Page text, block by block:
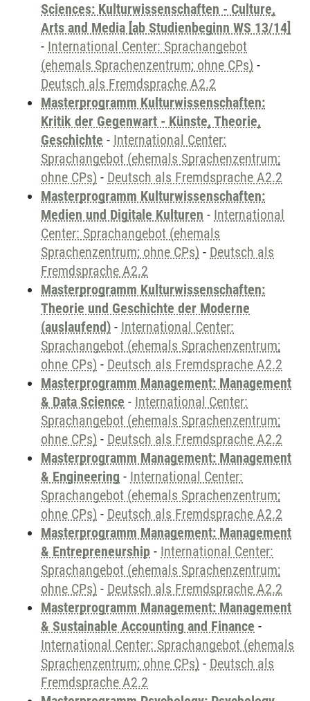
Sciences: Kulturwissenschaften - Culture,
Arts and Media [ab Studienbeginn WS 13/14]
- International Center: Sprachangebot
(ehemals Sprachenzentrum; ohne CPs) -
Deutsch als Fremdsprache A2.2
Masterprogramm Kulturwissenschaften:
Kritik der Gegenwart - Künste, Theorie,
Geschichte - International Center:
Sprachangebot (ehemals Sprachenzentrum;
ohne CPs) - Deutsch als Fremdsprache A2.2
Masterprogramm Kulturwissenschaften:
Medien und Digitale Kulturen - International
Center: Sprachangebot (ehemals
Sprachenzentrum; ohne CPs) - Deutsch als
Fremdsprache A2.2
Masterprogramm Kulturwissenschaften:
Theorie und Geschichte der Moderne
(auslaufend) - International Center:
Sprachangebot (ehemals Sprachenzentrum;
ohne CPs) - Deutsch als Fremdsprache A2.2
Masterprogramm Management: Management
& Data Science - International Center:
Sprachangebot (ehemals Sprachenzentrum;
ohne CPs) - Deutsch als Fremdsprache A2.2
Masterprogramm Management: Management
& Engineering - International Center:
Sprachangebot (ehemals Sprachenzentrum;
ohne CPs) - Deutsch als Fremdsprache A2.2
Masterprogramm Management: Management
& Entrepreneurship - International Center:
Sprachangebot (ehemals Sprachenzentrum;
ohne CPs) - Deutsch als Fremdsprache A2.2
Masterprogramm Management: Management
& Sustainable Accounting and Finance -
International Center: Sprachangebot (ehemals
Sprachenzentrum; ohne CPs) - Deutsch als
Fremdsprache A2.2